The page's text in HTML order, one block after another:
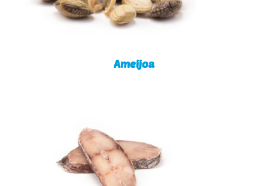
Ameijoa
Garoupa